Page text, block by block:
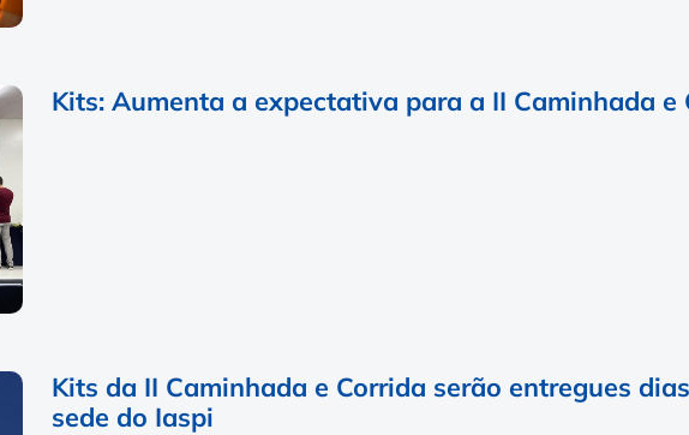
Kits: Aumenta a expectativa para a II Caminhada e
Kits da II Caminhada e Corrida serão entregues
sede do Iaspi